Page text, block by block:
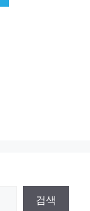
검색